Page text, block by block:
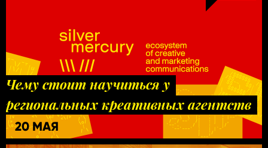
Чему стоит научиться у
региональных креативных агентств
20 МАЯ